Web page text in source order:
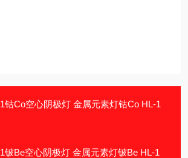
钴Co空心阴极灯 金属元素灯钴Co HL-1
铍Be空心阴极灯 金属元素灯铍Be HL-1